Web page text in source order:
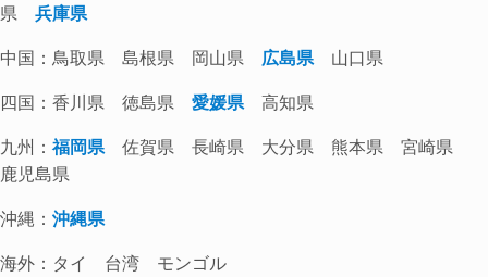
県兵庫県
中国：鳥取県 島根県 岡山県 広島県山口県
四国：香川県 徳島県愛媛県高知県
九州：福岡県佐賀県 長崎県 大分県 熊本県 宮崎県
鹿児島県
沖縄：沖縄県
海外：タイ 台湾 モンゴル